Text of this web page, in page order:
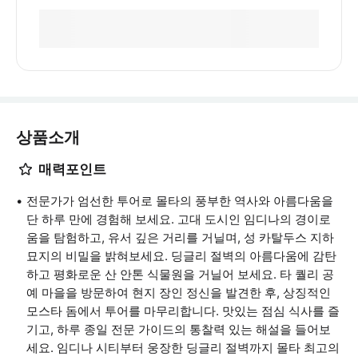
상품소개
매력포인트
전문가가 엄선한 투어로 몰타의 풍부한 역사와 아름다움을
단 하루 만에 경험해 보세요. 고대 도시인 임디나의 경이로
움을 탐험하고, 유서 깊은 거리를 거닐며, 성 카탈두스 지하
묘지의 비밀을 밝혀보세요. 딩글리 절벽의 아름다움에 감탄
하고 평화로운 산 안톤 식물원을 거닐어 보세요. 타 퀄리 공
예 마을을 방문하여 현지 장인 정신을 발견한 후, 상징적인
모스타 돔에서 투어를 마무리합니다. 맛있는 점심 식사를 즐
기고, 하루 종일 전문 가이드의 통찰력 있는 해설을 들어보
세요. 임디나 시티부터 웅장한 딩글리 절벽까지 몰타 최고의